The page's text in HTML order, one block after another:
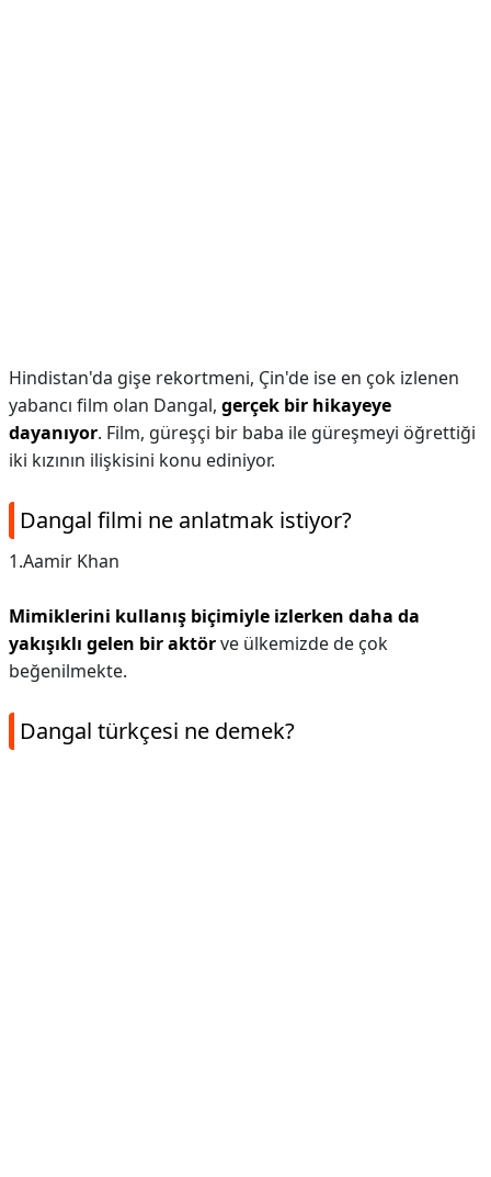
Hindistan'da gişe rekortmeni, Çin'de ise en çok izlenen
yabancı film olan Dangal, gerçek bir hikayeye
dayanıyor. Film, güreşçi bir baba ile güreşmeyi öğrettiği
iki kızının ilişkisini konu ediniyor.
Dangal filmi ne anlatmak istiyor?
1.Aamir Khan
Mimiklerini kullanış biçimiyle izlerken daha da
yakışıklı gelen bir aktörve ülkemizde de çok
beğenilmekte.
Dangal türkçesi ne demek?